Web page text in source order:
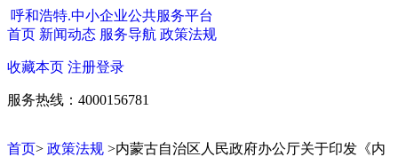
呼和浩特.中小企业公共服务平台
首页 新闻动态 服务导航 政策法规
收藏本页 注册登录
服务热线：4000156781
首页> 政策法规 >内蒙古自治区人民政府办公厅关于印发《内